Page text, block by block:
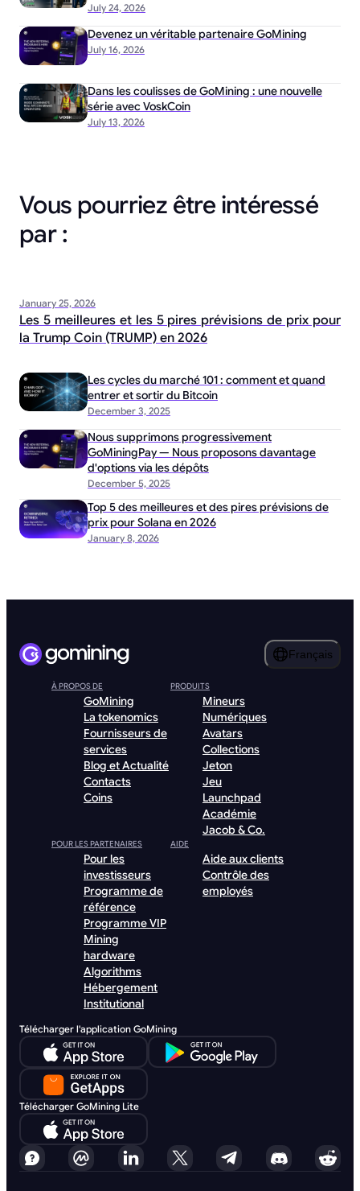
July 24, 2026
July 16, 2026
Devenez un véritable partenaire GoMining
July 13, 2026
Dans les coulisses de GoMining : une nouvelle
série avec VoskCoin
Vous pourriez être intéressé
par :
January 25, 2026
Les 5 meilleures et les 5 pires prévisions de prix pour
la Trump Coin (TRUMP) en 2026
December 3, 2025
Les cycles du marché 101 : comment et quand
entrer et sortir du Bitcoin
December 5, 2025
Nous supprimons progressivement
GoMiningPay — Nous proposons davantage
d'options via les dépôts
January 8, 2026
Top 5 des meilleures et des pires prévisions de
prix pour Solana en 2026
Français
À PROPOS DE
GoMining
La tokenomics
Fournisseurs de
services
Blog et Actualité
Contacts
Coins
PRODUITS
Mineurs
Numériques
Avatars
Collections
Jeton
Jeu
Launchpad
Académie
Jacob & Co.
POUR LES PARTENAIRES
Pour les
investisseurs
Programme de
référence
Programme VIP
Mining
hardware
Algorithms
Hébergement
Institutional
AIDE
Aide aux clients
Contrôle des
employés
Télécharger l'application GoMining
Télécharger GoMining Lite